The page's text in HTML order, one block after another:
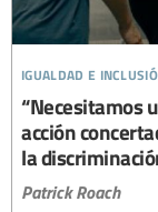
igualdad e
“Necesitamos
acción
la
Patrick Roach